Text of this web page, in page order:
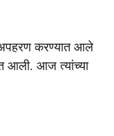
करण्यात आले
आली. आज त्यांच्या